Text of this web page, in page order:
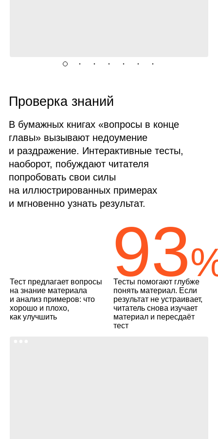
Проверка знаний
В бумажных книгах «вопросы в конце
главы» вызывают недоумение
и раздражение. Интерактивные тесты,
наоборот, побуждают читателя
попробовать свои силы
на иллюстрированных примерах
и мгновенно узнать результат.
Тест предлагает вопросы
на знание материала
и анализ примеров: что
хорошо и плохо,
как улучшить
93
Тесты помогают глубже
понять материал. Если
результат не устраивает,
читатель снова изучает
материал и пересдаёт
тест